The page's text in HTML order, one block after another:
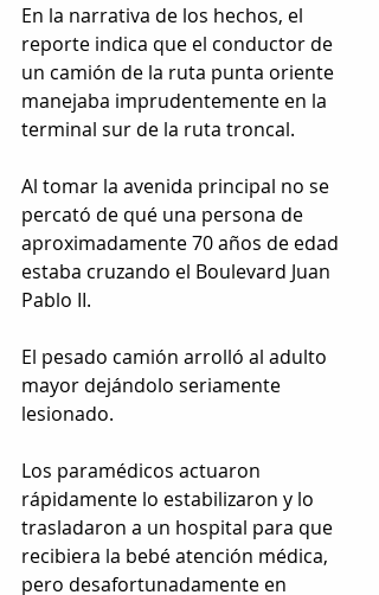
En la narrativa de los hechos, el
reporte indica que el conductor de
un camión de la ruta punta oriente
manejaba imprudentemente en la
terminal sur de la ruta troncal.
Al tomar la avenida principal no se
percató de qué una persona de
aproximadamente 70 años de edad
estaba cruzando el Boulevard Juan
Pablo II.
El pesado camión arrolló al adulto
mayor dejándolo seriamente
lesionado.
Los paramédicos actuaron
rápidamente lo estabilizaron y lo
trasladaron a un hospital para que
recibiera la bebé atención médica,
pero desafortunadamente en